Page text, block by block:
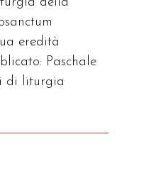
eredità
Paschale
di liturgia